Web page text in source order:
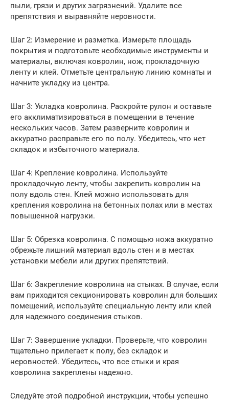
пыли, грязи и других загрязнений. Удалите все
препятствия и выравняйте неровности.
Шаг 2: Измерение и разметка. Измерьте площадь
покрытия и подготовьте необходимые инструменты и
материалы, включая ковролин, нож, прокладочную
ленту и клей. Отметьте центральную линию комнаты и
начните укладку из центра.
Шаг 3: Укладка ковролина. Раскройте рулон и оставьте
его акклиматизироваться в помещении в течение
нескольких часов. Затем разверните ковролин и
аккуратно расправьте его по полу. Убедитесь, что нет
складок и избыточного материала.
Шаг 4: Крепление ковролина. Используйте
прокладочную ленту, чтобы закрепить ковролин на
полу вдоль стен. Клей можно использовать для
крепления ковролина на бетонных полах или в местах
повышенной нагрузки.
Шаг 5: Обрезка ковролина. С помощью ножа аккуратно
обрежьте лишний материал вдоль стен и в местах
установки мебели или других препятствий.
Шаг 6: Закрепление ковролина на стыках. В случае, если
вам приходится секционировать ковролин для больших
помещений, используйте специальную ленту или клей
для надежного соединения стыков.
Шаг 7: Завершение укладки. Проверьте, что ковролин
тщательно прилегает к полу, без складок и
неровностей. Убедитесь, что все стыки и края
ковролина закреплены надежно.
Следуйте этой подробной инструкции, чтобы успешно